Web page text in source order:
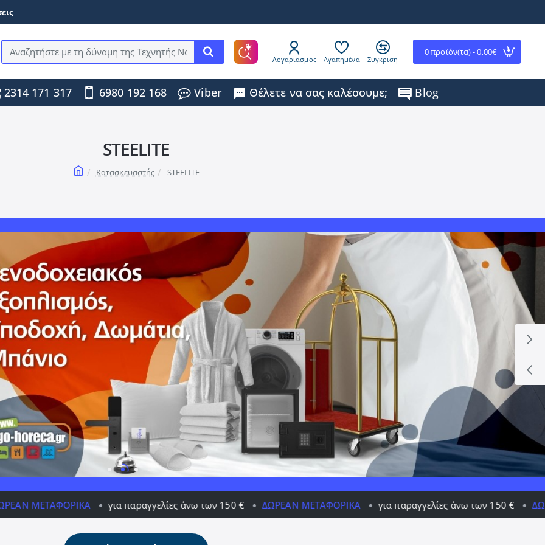
Αναζητήστε
τη
δύναμη
της
Λογαριασμός Αγαπημένα Σύγκριση
0 προϊόν(τα) - 0,00€
2314 171 317 6980 192 168 Viber Θέλετε να σας καλέσουμε; Blog
STEELITE
homeΚατασκευαστής STEELITE
για παραγγελίες άνω των 150 € ΔΩΡΕΆΝ ΜΕΤΑΦΟΡΙΚΆ για παραγγελίες άνω των 150 € ΔΩΡΕΆΝ